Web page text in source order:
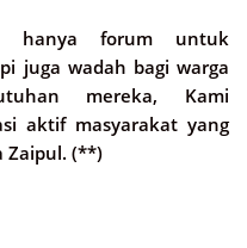
hanya forum untuk
juga wadah bagi warga
mereka, Kami
aktif masyarakat yang
Zaipul. (**)